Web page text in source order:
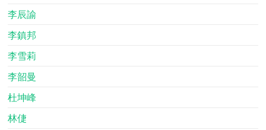
李辰諭
李鎮邦
李雪莉
李韶曼
杜坤峰
林倢